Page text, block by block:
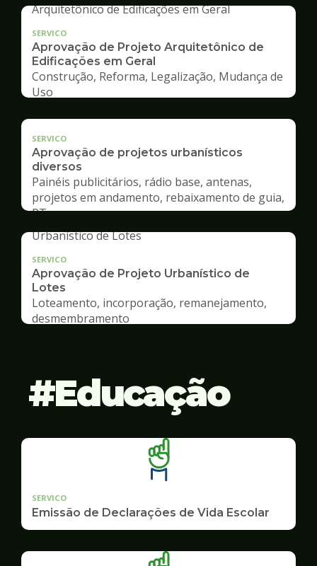
SERVICO
Aprovação de Projeto Arquitetônico de
Edificações em Geral
Construção, Reforma, Legalização, Mudança de
Uso
SERVICO
Aprovação de projetos urbanísticos
diversos
Painéis publicitários, rádio base, antenas,
projetos em andamento, rebaixamento de guia,
RT
SERVICO
Aprovação de Projeto Urbanístico de
Lotes
Loteamento, incorporação, remanejamento,
desmembramento
Educação
SERVICO
Emissão de Declarações de Vida Escolar